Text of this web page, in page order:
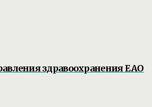
здравоохранения ЕАО